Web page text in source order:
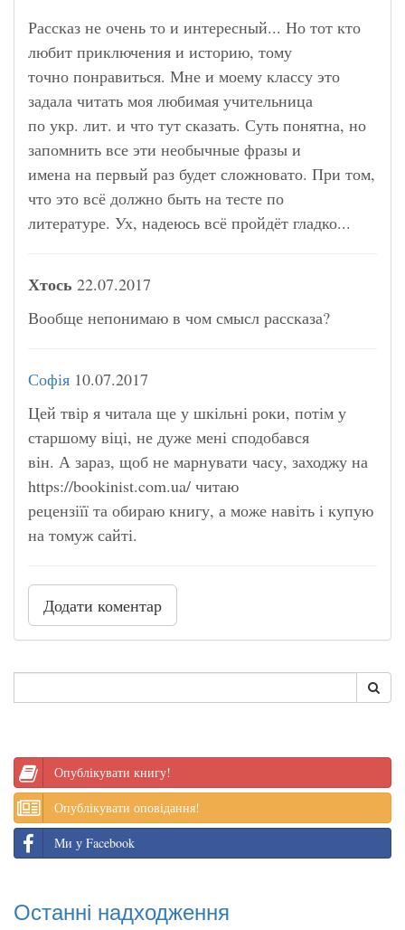
Рассказ не очень то и интересный... Но тот кто
любит приключения и историю, тому
точно понравиться. Мне и моему классу это
задала читать моя любимая учительница
по укр. лит. и что тут сказать. Суть понятна, но
запомнить все эти необычные фразы и
имена на первый раз будет сложновато. При том,
что это всё должно быть на тесте по
литературе. Ух, надеюсь всё пройдёт гладко...
Хтось 22.07.2017
Вообще непонимаю в чом смысл рассказа?
Софія 10.07.2017
Цей твір я читала ще у шкільні роки, потім у
старшому віці, не дуже мені сподобався
він. А зараз, щоб не марнувати часу, заходжу на
https://bookinist.com.ua/ читаю
рецензіїї та обираю книгу, а може навіть і купую
на томуж сайті.
Додати коментар
Опублікувати книгу!
Опублікувати оповідання!
Ми у Facebook
Останні надходження